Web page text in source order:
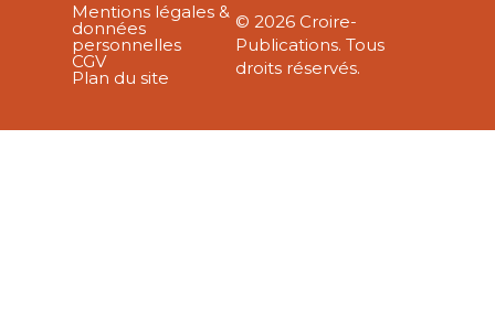
Mentions légales &
données
personnelles
CGV
Plan du site
© 2026 Croire-
Publications. Tous
droits réservés.